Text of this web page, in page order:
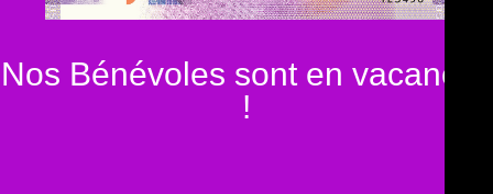
Nos Bénévoles sont en vacances
!